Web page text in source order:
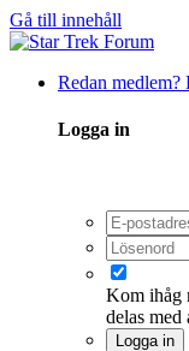
Gå till innehåll
Redan medlem?
Logga in
Kom ihåg
delas med
Logga in